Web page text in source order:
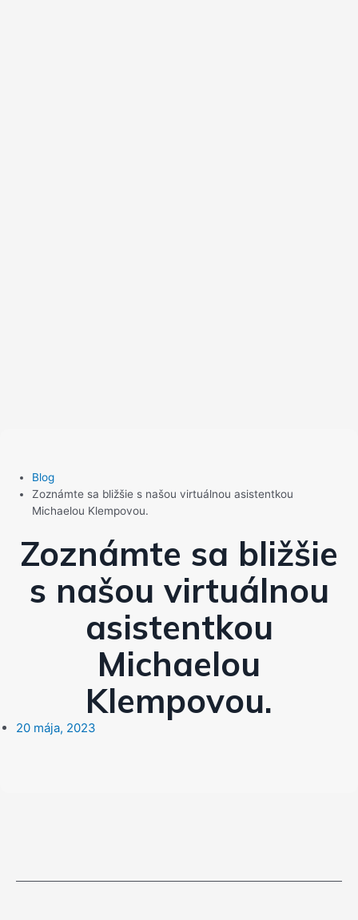
Blog
Zoznámte sa bližšie s našou virtuálnou asistentkou
Michaelou Klempovou.
Zoznámte sa bližšie
s našou virtuálnou
asistentkou
Michaelou
Klempovou.
20 mája, 2023